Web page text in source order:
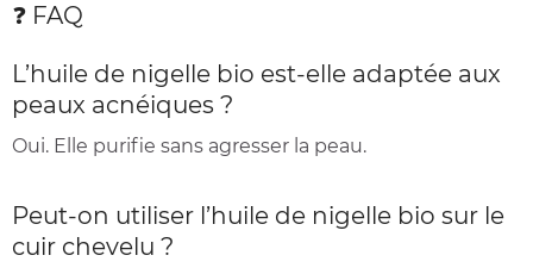
❓ FAQ
L’huile de nigelle bio est-elle adaptée aux
peaux acnéiques ?
Oui. Elle purifie sans agresser la peau.
Peut-on utiliser l’huile de nigelle bio sur le
cuir chevelu ?